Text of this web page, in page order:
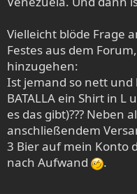
Anhören:https://
Vielleicht blöde Frage
Festes aus dem
hinzugehen:
Ist jemand so nett und
BATALLA ein Shirt in
es das gibt)??? Neben
anschließendem
3 Bier auf mein Konto
nach Aufwand
.